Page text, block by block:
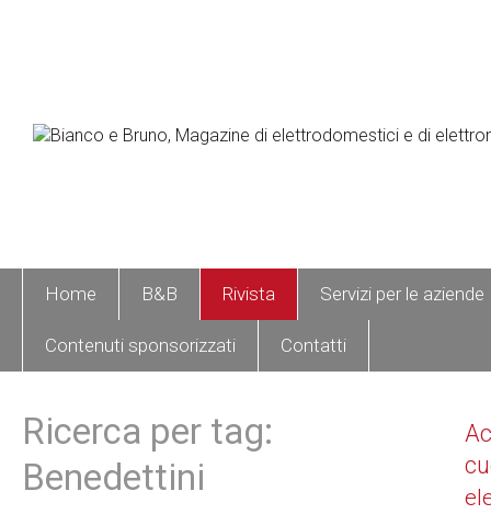
Home B&B Rivista Servizi per le aziende
Contenuti sponsorizzati Contatti
Ricerca per tag:
Benedettini